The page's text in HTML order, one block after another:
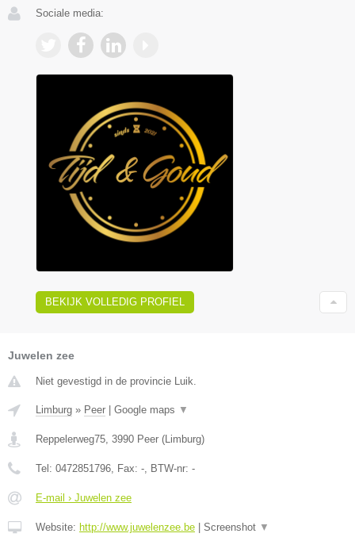
Sociale media:
BEKIJK VOLLEDIG PROFIEL
Juwelen zee
Niet gevestigd in de provincie Luik.
Limburg » Peer | Google maps ▼
Reppelerweg75 3990 Peer (Limburg)
Tel: 0472851796 , Fax: - , BTW-nr: -
E-mail › Juwelen zee
Website: http://www.juwelenzee.be | Screenshot ▼